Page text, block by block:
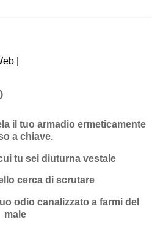
|
il tuo armadio ermeticamente
a chiave.
tu sei diuturna vestale
cerca di scrutare
odio canalizzato a farmi del
male